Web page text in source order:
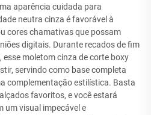
aparência cuidada para
neutra cinza é favorável à
cores chamativas que possam
digitais. Durante recados de fim
moletom cinza de corte boxy
servindo como base completa
complementação estilística. Basta
favoritos, e você estará
um visual impecável e